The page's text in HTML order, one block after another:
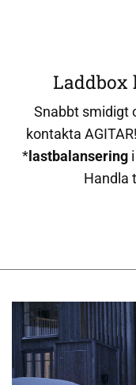
Laddbox
Snabbt smidigt
kontakta
* lastbalansering
Handla